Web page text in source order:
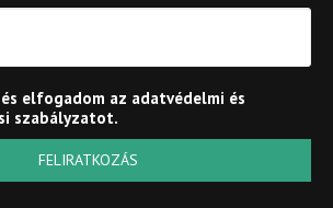
elfogadom az adatvédelmi és
szabályzatot.
FELIRATKOZÁS